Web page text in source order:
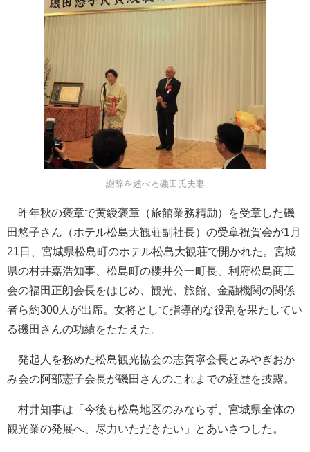
謝辞を述べる磯田氏夫妻
昨年秋の褒章で黄綬褒章（旅館業務精励）を受章した磯
田悠子さん（ホテル松島大観荘副社長）の受章祝賀会が1月
21日、宮城県松島町のホテル松島大観荘で開かれた。宮城
県の村井嘉浩知事、松島町の櫻井公一町長、利府松島商工
会の福田正朗会長をはじめ、観光、旅館、金融機関の関係
者ら約300人が出席。女将として指導的な役割を果たしてい
る磯田さんの功績をたたえた。
発起人を務めた松島観光協会の志賀寧会長とみやぎおか
み会の阿部憲子会長が磯田さんのこれまでの経歴を披露。
村井知事は「今後も松島地区のみならず、宮城県全体の
観光業の発展へ、尽力いただきたい」とあいさつした。